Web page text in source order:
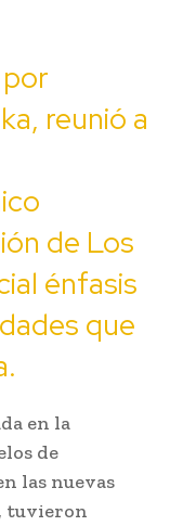
reunió a
de Los
énfasis
que
en la
de
las nuevas
tuvieron